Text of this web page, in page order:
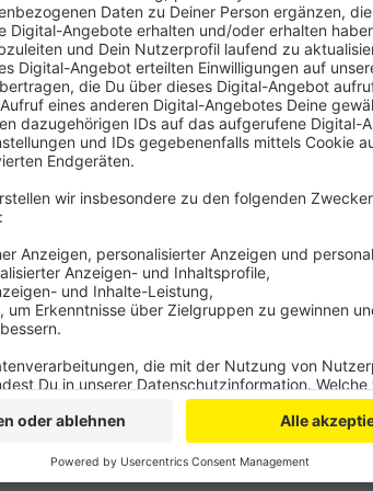
Bis 12 Uhr ist er dann vor Ort. Vergangene
medizinischen Routineeingriff unterziehen,
und Küppersteg ausgefallen. Corona- und
vergangenen drei Jahren ebenfalls nur
Anzeige